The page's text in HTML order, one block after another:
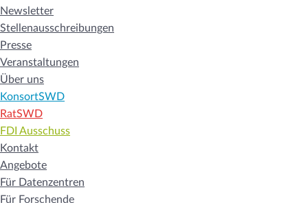
Newsletter
Stellenausschreibungen
Presse
Veranstaltungen
Über uns
KonsortSWD
RatSWD
FDI Ausschuss
Kontakt
Angebote
Für Datenzentren
Für Forschende